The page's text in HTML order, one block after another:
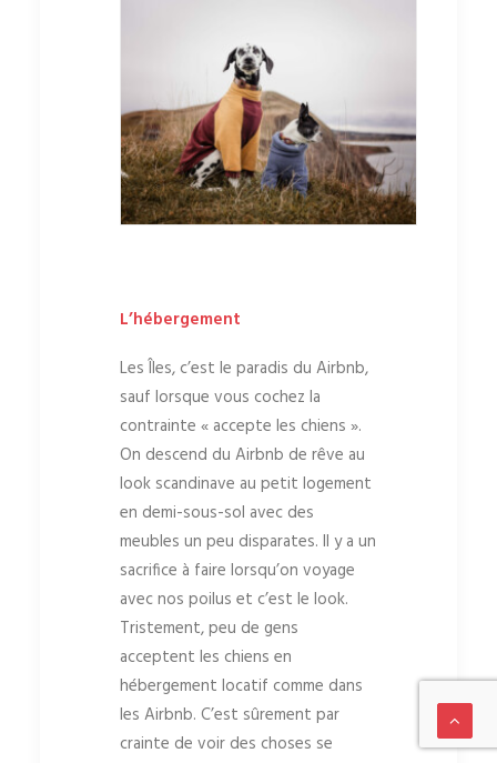
L’hébergement
Les Îles, c’est le paradis du Airbnb,
sauf lorsque vous cochez la
contrainte « accepte les chiens ».
On descend du Airbnb de rêve au
look scandinave au petit logement
en demi-sous-sol avec des
meubles un peu disparates. Il y a un
sacrifice à faire lorsqu’on voyage
avec nos poilus et c’est le look.
Tristement, peu de gens
acceptent les chiens en
hébergement locatif comme dans
les Airbnb. C’est sûrement par
crainte de voir des choses se